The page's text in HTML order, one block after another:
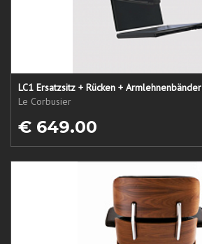
LC1 Ersatzsitz + Rücken + Armlehnenbänder
Le Corbusier
€ 649.00